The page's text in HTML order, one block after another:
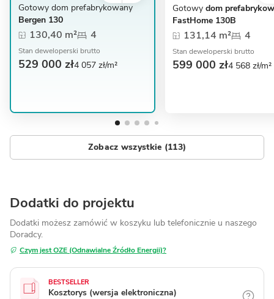
Gotowy dom prefabrykowany
Bergen 130
130,40 m² 4
Stan deweloperski brutto
529 000 zł4 057 zł/m²
Gotowy dom
FastHome 130B
131,14 m² 4
Stan deweloperski brutto
599 000 zł4 568 zł/m²
Zobacz wszystkie (113)
Dodatki do projektu
Dodatki możesz zamówić w koszyku lub telefonicznie u naszego
Doradcy.
Czym jest OZE (Odnawialne Źródło Energii)?
BESTSELLER
Kosztorys (wersja elektroniczna)